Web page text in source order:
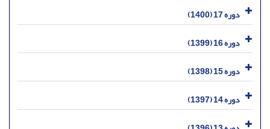
دوره 17 (1400)
دوره 16 (1399)
دوره 15 (1398)
دوره 14 (1397)